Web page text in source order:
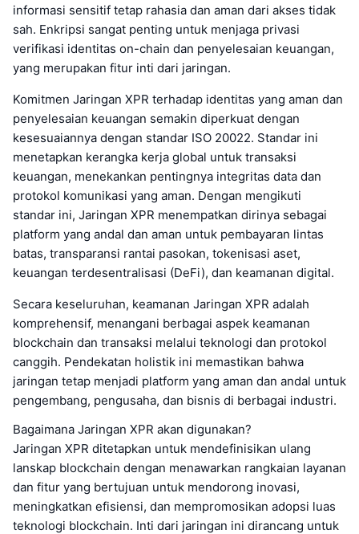
informasi sensitif tetap rahasia dan aman dari akses tidak
sah. Enkripsi sangat penting untuk menjaga privasi
verifikasi identitas on-chain dan penyelesaian keuangan,
yang merupakan fitur inti dari jaringan.
Komitmen Jaringan XPR terhadap identitas yang aman dan
penyelesaian keuangan semakin diperkuat dengan
kesesuaiannya dengan standar ISO 20022. Standar ini
menetapkan kerangka kerja global untuk transaksi
keuangan, menekankan pentingnya integritas data dan
protokol komunikasi yang aman. Dengan mengikuti
standar ini, Jaringan XPR menempatkan dirinya sebagai
platform yang andal dan aman untuk pembayaran lintas
batas, transparansi rantai pasokan, tokenisasi aset,
keuangan terdesentralisasi (DeFi), dan keamanan digital.
Secara keseluruhan, keamanan Jaringan XPR adalah
komprehensif, menangani berbagai aspek keamanan
blockchain dan transaksi melalui teknologi dan protokol
canggih. Pendekatan holistik ini memastikan bahwa
jaringan tetap menjadi platform yang aman dan andal untuk
pengembang, pengusaha, dan bisnis di berbagai industri.
Bagaimana Jaringan XPR akan digunakan?
Jaringan XPR ditetapkan untuk mendefinisikan ulang
lanskap blockchain dengan menawarkan rangkaian layanan
dan fitur yang bertujuan untuk mendorong inovasi,
meningkatkan efisiensi, dan mempromosikan adopsi luas
teknologi blockchain. Inti dari jaringan ini dirancang untuk